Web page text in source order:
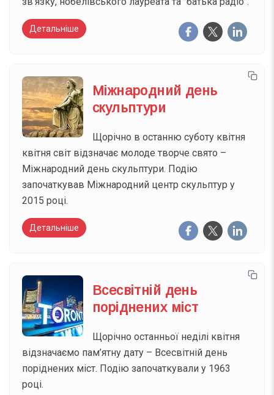
Детальніше
Міжнародний день
скульптури
Щорічно в останню суботу квітня
квітня світ відзначає молоде творче свято –
Міжнародний день скульптури. Подію
започаткував Міжнародний центр скульптур у
2015 році.
Детальніше
Всесвітній день
поріднених міст
Щорічно останньої неділі квітня
відзначаємо пам’ятну дату – Всесвітній день
поріднених міст. Подію започаткували у 1963
році.